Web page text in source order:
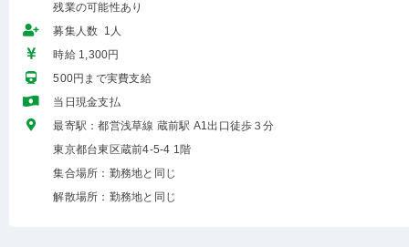
残業の可能性あり
募集人数 1人
時給 1,300円
500円まで実費支給
当日現金支払
最寄駅：都営浅草線 蔵前駅 A1出口徒歩３分
東京都台東区蔵前4-5-4 1階
集合場所：勤務地と同じ
解散場所：勤務地と同じ